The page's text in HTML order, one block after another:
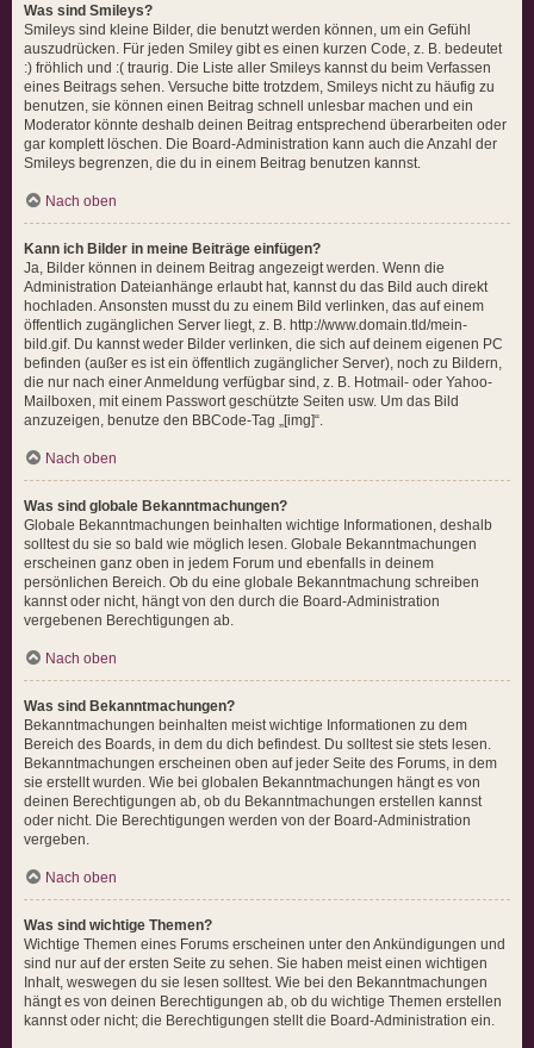
Was sind Smileys?
Smileys sind kleine Bilder, die benutzt werden können, um ein Gefühl
auszudrücken. Für jeden Smiley gibt es einen kurzen Code, z. B. bedeutet
:) fröhlich und :( traurig. Die Liste aller Smileys kannst du beim Verfassen
eines Beitrags sehen. Versuche bitte trotzdem, Smileys nicht zu häufig zu
benutzen, sie können einen Beitrag schnell unlesbar machen und ein
Moderator könnte deshalb deinen Beitrag entsprechend überarbeiten oder
gar komplett löschen. Die Board-Administration kann auch die Anzahl der
Smileys begrenzen, die du in einem Beitrag benutzen kannst.
Nach oben
Kann ich Bilder in meine Beiträge einfügen?
Ja, Bilder können in deinem Beitrag angezeigt werden. Wenn die
Administration Dateianhänge erlaubt hat, kannst du das Bild auch direkt
hochladen. Ansonsten musst du zu einem Bild verlinken, das auf einem
öffentlich zugänglichen Server liegt, z. B. http://www.domain.tld/mein-
bild.gif. Du kannst weder Bilder verlinken, die sich auf deinem eigenen PC
befinden (außer es ist ein öffentlich zugänglicher Server), noch zu Bildern,
die nur nach einer Anmeldung verfügbar sind, z. B. Hotmail- oder Yahoo-
Mailboxen, mit einem Passwort geschützte Seiten usw. Um das Bild
anzuzeigen, benutze den BBCode-Tag „[img]“.
Nach oben
Was sind globale Bekanntmachungen?
Globale Bekanntmachungen beinhalten wichtige Informationen, deshalb
solltest du sie so bald wie möglich lesen. Globale Bekanntmachungen
erscheinen ganz oben in jedem Forum und ebenfalls in deinem
persönlichen Bereich. Ob du eine globale Bekanntmachung schreiben
kannst oder nicht, hängt von den durch die Board-Administration
vergebenen Berechtigungen ab.
Nach oben
Was sind Bekanntmachungen?
Bekanntmachungen beinhalten meist wichtige Informationen zu dem
Bereich des Boards, in dem du dich befindest. Du solltest sie stets lesen.
Bekanntmachungen erscheinen oben auf jeder Seite des Forums, in dem
sie erstellt wurden. Wie bei globalen Bekanntmachungen hängt es von
deinen Berechtigungen ab, ob du Bekanntmachungen erstellen kannst
oder nicht. Die Berechtigungen werden von der Board-Administration
vergeben.
Nach oben
Was sind wichtige Themen?
Wichtige Themen eines Forums erscheinen unter den Ankündigungen und
sind nur auf der ersten Seite zu sehen. Sie haben meist einen wichtigen
Inhalt, weswegen du sie lesen solltest. Wie bei den Bekanntmachungen
hängt es von deinen Berechtigungen ab, ob du wichtige Themen erstellen
kannst oder nicht; die Berechtigungen stellt die Board-Administration ein.